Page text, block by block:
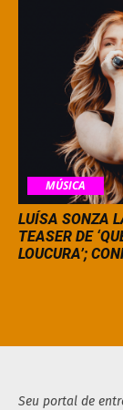
MÚSICA
LUÍSA SONZA
TEASER DE
LOUCURA’;
Seu portal de